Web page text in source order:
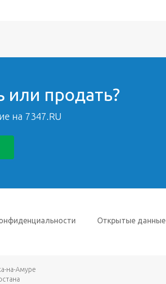
или продать?
на 7347.RU
Открытые данные
на-Амуре